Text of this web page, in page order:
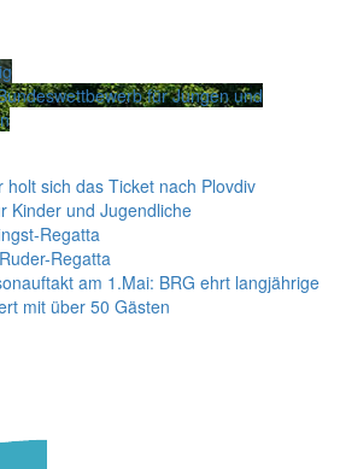
für Jungen und
holt sich das Ticket nach Plovdiv
Kinder und Jugendliche
Regatta
Regatta
am 1.Mai: BRG ehrt langjährige
mit über 50 Gästen